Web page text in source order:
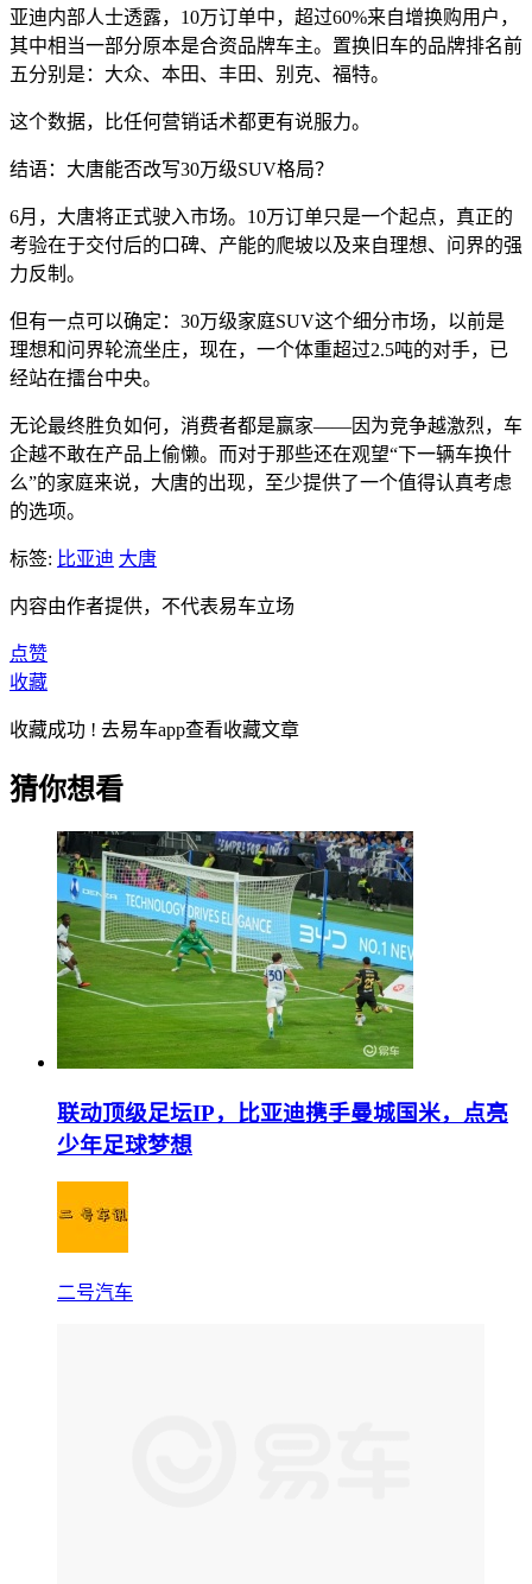
亚迪内部人士透露，10万订单中，超过60%来自增换购用户，
其中相当一部分原本是合资品牌车主。置换旧车的品牌排名前
五分别是：大众、本田、丰田、别克、福特。
这个数据，比任何营销话术都更有说服力。
结语：大唐能否改写30万级SUV格局？
6月，大唐将正式驶入市场。10万订单只是一个起点，真正的
考验在于交付后的口碑、产能的爬坡以及来自理想、问界的强
力反制。
但有一点可以确定：30万级家庭SUV这个细分市场，以前是
理想和问界轮流坐庄，现在，一个体重超过2.5吨的对手，已
经站在擂台中央。
无论最终胜负如何，消费者都是赢家——因为竞争越激烈，车
企越不敢在产品上偷懒。而对于那些还在观望“下一辆车换什
么”的家庭来说，大唐的出现，至少提供了一个值得认真考虑
的选项。
标签: 比亚迪 大唐
内容由作者提供，不代表易车立场
点赞
收藏
收藏成功 ! 去易车app查看收藏文章
猜你想看
联动顶级足坛IP，比亚迪携手曼城国米，点亮
少年足球梦想
二号汽车